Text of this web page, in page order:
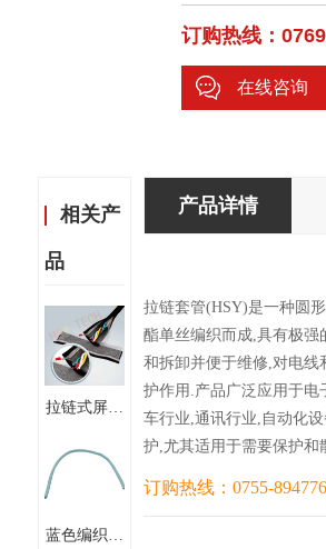
订购热线：
在线咨询
相关产
品
拉链式屏蔽
（ZSW）
蓝色编织套
产品详情
拉链套管(HSY)是一种圆
酯单丝编织而成,具有极强
和拆卸并便于维修,对电线
护作用.产品广泛应用于电
车行业,通讯行业,自动化
护,尤其适用于需要保护和
订购热线：0755-